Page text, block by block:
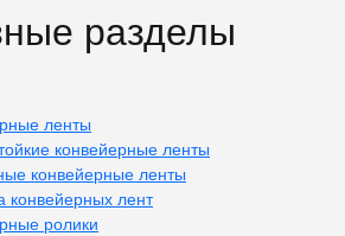
разделы
ленты
конвейерные ленты
конвейерные ленты
конвейерных лент
ролики